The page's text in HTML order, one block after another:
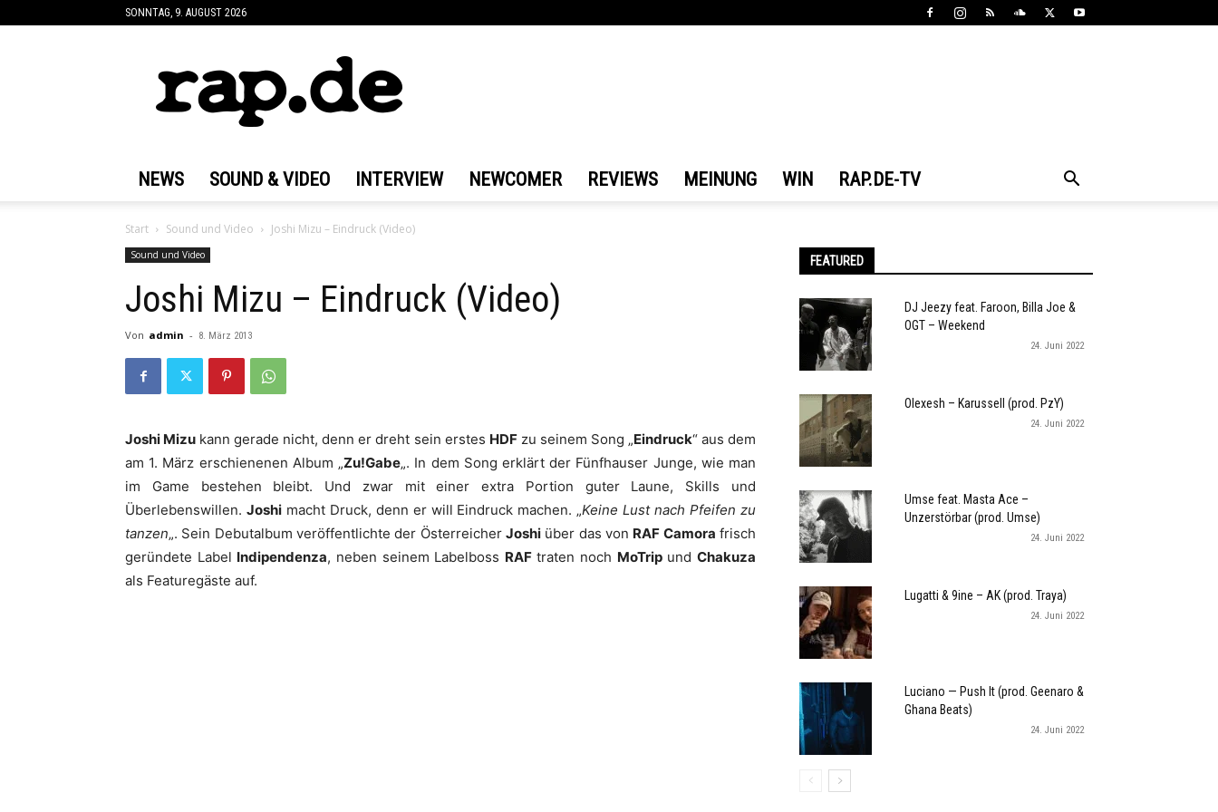
SONNTAG, 9. AUGUST 2026
NEWS SOUND & VIDEO INTERVIEW NEWCOMER REVIEWS MEINUNG WIN RAP.DE-TV
Start Sound und Video Joshi Mizu – Eindruck (Video)
Sound und Video
Joshi Mizu – Eindruck (Video)
Von admin - 8. März 2013
Joshi Mizu kann gerade nicht, denn er dreht sein erstes HDFzu seinem Song „Eindruck“ aus dem
am 1. März erschienenen Album „Zu!Gabe„. In dem Song erklärt der Fünfhauser Junge, wie man
im Game bestehen bleibt. Und zwar mit einer extra Portion guter Laune, Skills und
Überlebenswillen. Joshimacht Druck, denn er will Eindruck machen. „Keine Lust nach Pfeifen zu
tanzen„. Sein Debutalbum veröffentlichte der Österreicher Joshi über das von RAF Camora frisch
geründete Label Indipendenza, neben seinem Labelboss RAFtraten noch MoTripundChakuza
als Featuregäste auf.
FEATURED
DJ Jeezy feat. Faroon, Billa Joe &
OGT – Weekend
24. Juni 2022
Olexesh – Karussell (prod. PzY)
24. Juni 2022
Umse feat. Masta Ace –
Unzerstörbar (prod. Umse)
24. Juni 2022
Lugatti & 9ine – AK (prod. Traya)
24. Juni 2022
Luciano — Push It (prod. Geenaro &
Ghana Beats)
24. Juni 2022